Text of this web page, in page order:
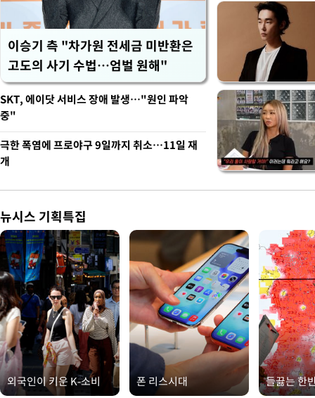
이승기 측 "차가원 전세금 미반환은
고도의 사기 수법…엄벌 원해"
SKT, 에이닷 서비스 장애 발생…"원인 파악
중"
극한 폭염에 프로야구 9일까지 취소…11일 재
개
뉴시스 기획특집
외국인이 키운 K-소비 폰 리스시대 들끓는 한